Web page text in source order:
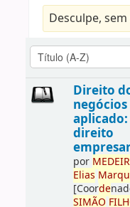
Desculpe,
Direito
negócios
direito
por MEDE
Elias
[Coorde
SIMÃO